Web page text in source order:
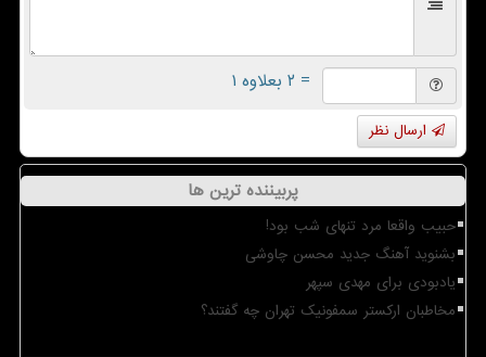
= ۲ بعلاوه ۱
ارسال نظر
پربیننده ترین ها
حبیب واقعا مرد تنهای شب بود!
بشنوید آهنگ جدید محسن چاوشی
یادبودی برای مهدی سپهر
مخاطبان ارکستر سمفونیک تهران چه گفتند؟